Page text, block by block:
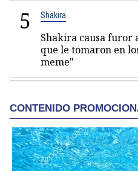
5 Shakira
Shakira causa furor
que le tomaron en
meme"